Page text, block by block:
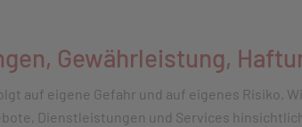
Gewährleistung,
auf eigene Gefahr und auf eigenes Risiko.
Dienstleistungen und Services